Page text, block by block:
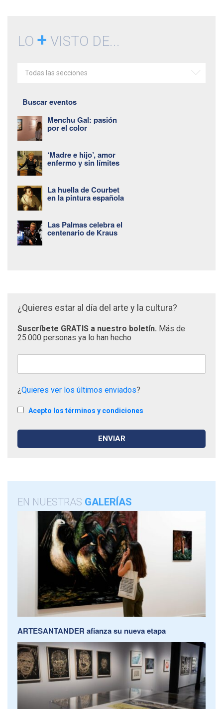
LO + VISTO DE...
Todas las secciones
Buscar eventos
Menchu Gal: pasión
por el color
‘Madre e hijo’, amor
enfermo y sin límites
La huella de Courbet
en la pintura española
Las Palmas celebra el
centenario de Kraus
¿Quieres estar al día del arte y la cultura?
Suscríbete GRATIS a nuestro boletín. Más de
25.000 personas ya lo han hecho
¿Quieres ver los últimos enviados?
Acepto los términos y condiciones
EN NUESTRAS GALERÍAS
ARTESANTANDER afianza su nueva etapa